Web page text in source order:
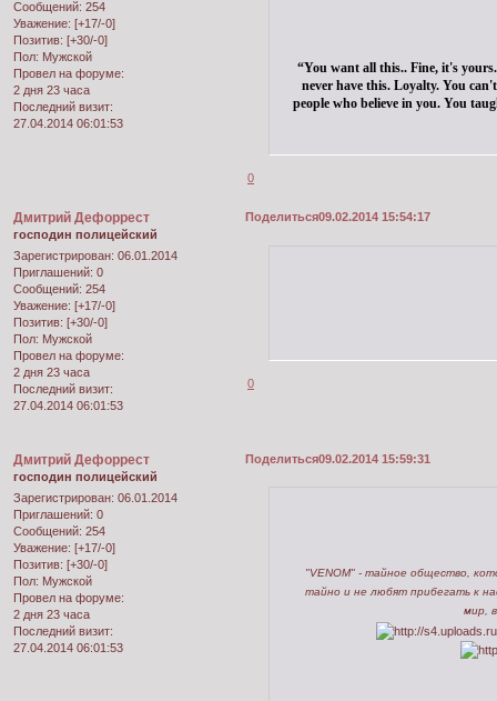
Сообщений: 254
Уважение: [+17/-0]
Позитив: [+30/-0]
Пол: Мужской
Провел на форуме:
2 дня 23 часа
Последний визит:
27.04.2014 06:01:53
“You want all this.. Fine, it's
never have this. Loyalty. You
people who believe in you. You
0
Поделиться09.02.2014 15:54:17
Дмитрий Дефоррест
господин полицейский
Зарегистрирован: 06.01.2014
Приглашений: 0
Сообщений: 254
Уважение: [+17/-0]
Позитив: [+30/-0]
Пол: Мужской
Провел на форуме:
2 дня 23 часа
Последний визит:
27.04.2014 06:01:53
0
Поделиться09.02.2014 15:59:31
Дмитрий Дефоррест
господин полицейский
Зарегистрирован: 06.01.2014
Приглашений: 0
Сообщений: 254
Уважение: [+17/-0]
Позитив: [+30/-0]
Пол: Мужской
Провел на форуме:
2 дня 23 часа
Последний визит:
27.04.2014 06:01:53
"VENOM" - тайное общество,
тайно и не любят прибегать к
мир,